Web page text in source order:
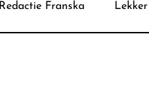
Redactie Franska